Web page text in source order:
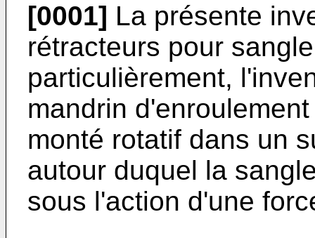
[0001] La présente
rétracteurs pour
particulièrement,
mandrin
monté rotatif dans un
autour duquel la
sous l'action d'une